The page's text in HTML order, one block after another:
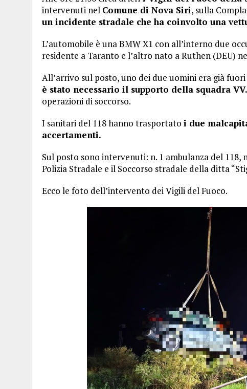
intervenuti nel Comune di Nova Siri, sulla
un incidente stradale che ha coinvolto una
L’automobile è una BMW X1 con all’interno due
residente a Taranto e l’altro nato a Ruthen (DEU)
All’arrivo sul posto, uno dei due uomini era già
è stato necessario il supporto della squadra
operazioni di soccorso.
I sanitari del 118 hanno trasportato i due
accertamenti.
Sul posto sono intervenuti: n. 1 ambulanza del
Polizia Stradale e il Soccorso stradale della ditta
Ecco le foto dell’intervento dei Vigili del Fuoco.